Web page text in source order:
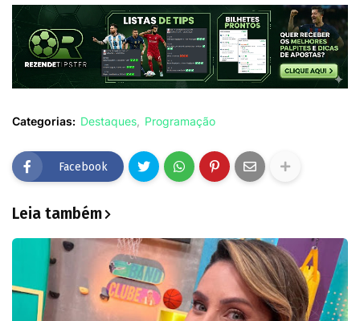
Categorias: Destaques Programação
Facebook
Leia também